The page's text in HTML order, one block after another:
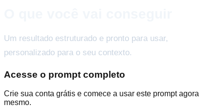
Um resultado estruturado e pronto para usar,
personalizado para o seu contexto.
Acesse o prompt completo
Crie sua conta grátis e comece a usar este prompt agora
mesmo.